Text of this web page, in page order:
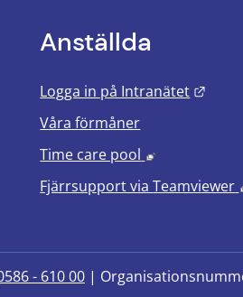
Anställda
Logga in på Intranätet
Våra förmåner
Time care pool
Länk till
Fjärrsupport viaTeamviewer
- 610 00 |